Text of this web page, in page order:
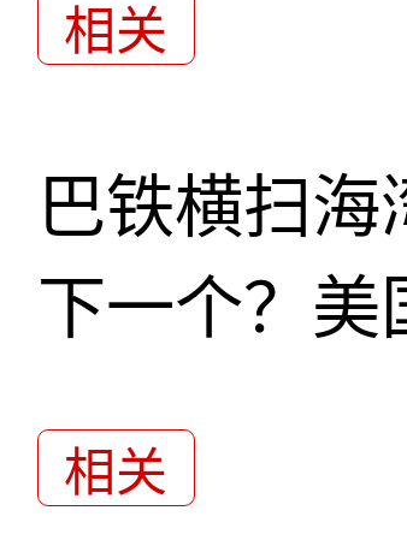
相关
巴铁横扫
下一个？美
相关